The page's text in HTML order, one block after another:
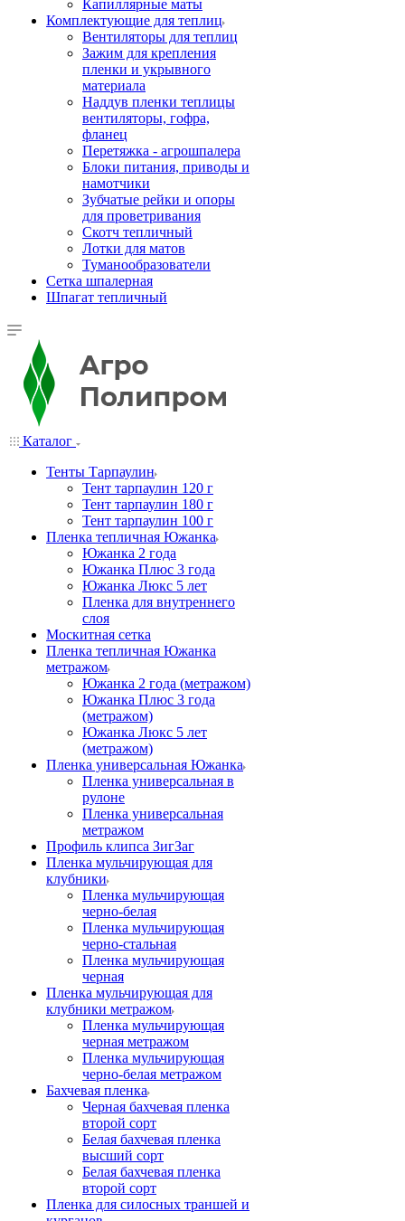
Капиллярные маты
Комплектующие для теплиц
Вентиляторы для теплиц
Зажим для крепления
пленки и укрывного
материала
Наддув пленки теплицы
вентиляторы, гофра,
фланец
Перетяжка - агрошпалера
Блоки питания, приводы и
намотчики
Зубчатые рейки и опоры
для проветривания
Скотч тепличный
Лотки для матов
Туманообразователи
Сетка шпалерная
Шпагат тепличный
Каталог
Тенты Тарпаулин
Тент тарпаулин 120 г
Тент тарпаулин 180 г
Тент тарпаулин 100 г
Пленка тепличная Южанка
Южанка 2 года
Южанка Плюс 3 года
Южанка Люкс 5 лет
Пленка для внутреннего
слоя
Москитная сетка
Пленка тепличная Южанка
метражом
Южанка 2 года (метражом)
Южанка Плюс 3 года
(метражом)
Южанка Люкс 5 лет
(метражом)
Пленка универсальная Южанка
Пленка универсальная в
рулоне
Пленка универсальная
метражом
Профиль клипса ЗигЗаг
Пленка мульчирующая для
клубники
Пленка мульчирующая
черно-белая
Пленка мульчирующая
черно-стальная
Пленка мульчирующая
черная
Пленка мульчирующая для
клубники метражом
Пленка мульчирующая
черная метражом
Пленка мульчирующая
черно-белая метражом
Бахчевая пленка
Черная бахчевая пленка
второй сорт
Белая бахчевая пленка
высший сорт
Белая бахчевая пленка
второй сорт
Пленка для силосных траншей и